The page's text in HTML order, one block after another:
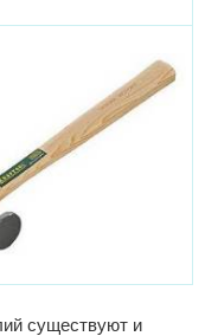
существуют и